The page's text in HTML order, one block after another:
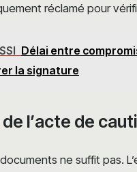
réclamé pour
Délai entre
la signature
de l’acte de
ne suffit pas.